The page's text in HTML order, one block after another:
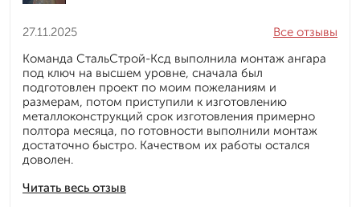
27.11.2025
Читать весь отзыв
Все отзывы
Команда СтальСтрой-Ксд выполнила монтаж ангара
под ключ на высшем уровне, сначала был
подготовлен проект по моим пожеланиям и
размерам, потом приступили к изготовлению
металлоконструкций срок изготовления примерно
полтора месяца, по готовности выполнили монтаж
достаточно быстро. Качеством их работы остался
доволен.